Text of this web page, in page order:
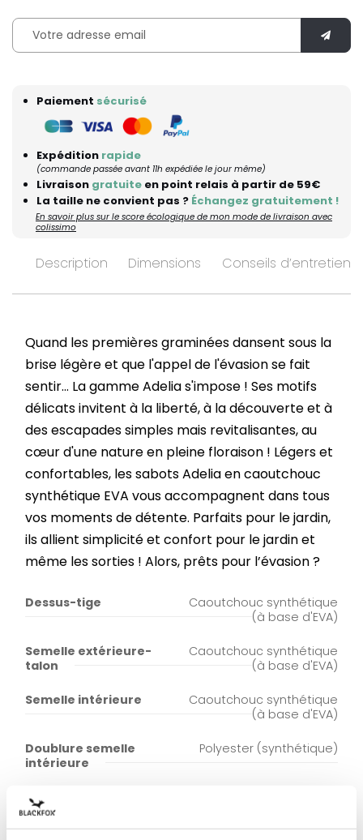
Paiement sécurisé
Expédition rapide
(commande passée avant 11h expédiée le jour même)
Livraison gratuite en point relais à partir de 59€
La taille ne convient pas ? Échangez gratuitement !
En savoir plus sur le score écologique de mon mode de livraison avec
colissimo
Description Dimensions Conseils d’entretien
Quand les premières graminées dansent sous la
brise légère et que l'appel de l'évasion se fait
sentir... La gamme Adelia s'impose ! Ses motifs
délicats invitent à la liberté, à la découverte et à
des escapades simples mais revitalisantes, au
cœur d'une nature en pleine floraison ! Légers et
confortables, les sabots Adelia en caoutchouc
synthétique EVA vous accompagnent dans tous
vos moments de détente. Parfaits pour le jardin,
ils allient simplicité et confort pour le jardin et
même les sorties ! Alors, prêts pour l’évasion ?
Dessus-tige
Caoutchouc synthétique
(à base d'EVA)
Semelle extérieure-
talon
Caoutchouc synthétique
(à base d'EVA)
Semelle intérieure
Caoutchouc synthétique
(à base d'EVA)
Doublure semelle
intérieure
Polyester (synthétique)